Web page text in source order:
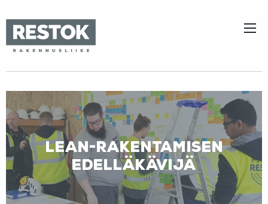
Lean-rakentamisen
edelläkävijä